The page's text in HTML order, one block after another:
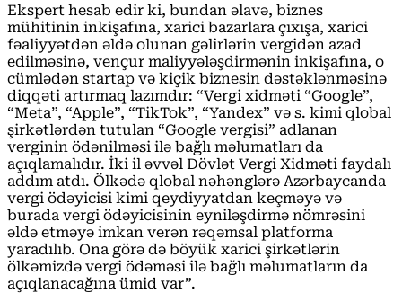
Ekspert hesab edir ki, bundan əlavə, biznes
mühitinin inkişafına, xarici bazarlara çıxışa, xarici
fəaliyyətdən əldə olunan gəlirlərin vergidən azad
edilməsinə, vençur maliyyələşdirmənin inkişafına, o
cümlədən startap və kiçik biznesin dəstəklənməsinə
diqqəti artırmaq lazımdır: “Vergi xidməti “Google”,
“Meta”, “Apple”, “TikTok”, “Yandex” və s. kimi qlobal
şirkətlərdən tutulan “Google vergisi” adlanan
verginin ödənilməsi ilə bağlı məlumatları da
açıqlamalıdır. İki il əvvəl Dövlət Vergi Xidməti faydalı
addım atdı. Ölkədə qlobal nəhənglərə Azərbaycanda
vergi ödəyicisi kimi qeydiyyatdan keçməyə və
burada vergi ödəyicisinin eyniləşdirmə nömrəsini
əldə etməyə imkan verən rəqəmsal platforma
yaradılıb. Ona görə də böyük xarici şirkətlərin
ölkəmizdə vergi ödəməsi ilə bağlı məlumatların da
açıqlanacağına ümid var”.